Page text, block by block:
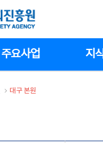
주요사업 지
>
대구 본원